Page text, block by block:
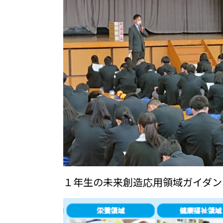
１年生の未来創造応用領域ガイダ